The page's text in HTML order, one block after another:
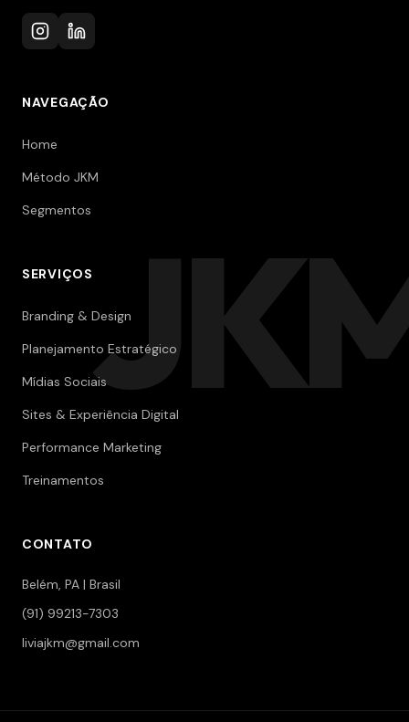
NAVEGAÇÃO
Home
Método JKM
Segmentos
SERVIÇOS
Branding & Design
Planejamento Estratégico
Mídias Sociais
Sites & Experiência Digital
Performance Marketing
Treinamentos
CONTATO
Belém, PA | Brasil
(91) 99213-7303
liviajkm@gmail.com